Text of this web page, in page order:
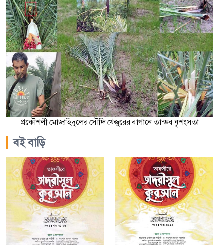
প্রকৌশলী মোজাহিদুলের সৌদি খেজুরের বাগানে তান্ডব নৃশংসতা
বই বাড়ি